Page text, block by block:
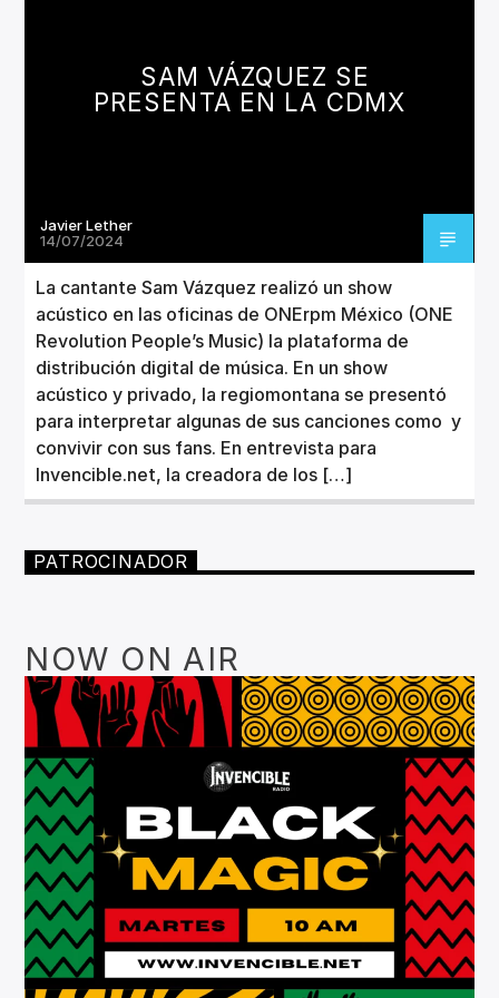
Invencible Radio
SAM VÁZQUEZ SE
PRESENTA EN LA CDMX
Javier Lether
14/07/2024
La cantante Sam Vázquez realizó un show
acústico en las oficinas de ONErpm México (ONE
Revolution People’s Music) la plataforma de
distribución digital de música. En un show
acústico y privado, la regiomontana se presentó
para interpretar algunas de sus canciones como y
convivir con sus fans. En entrevista para
Invencible.net, la creadora de los […]
PATROCINADOR
NOW ON AIR